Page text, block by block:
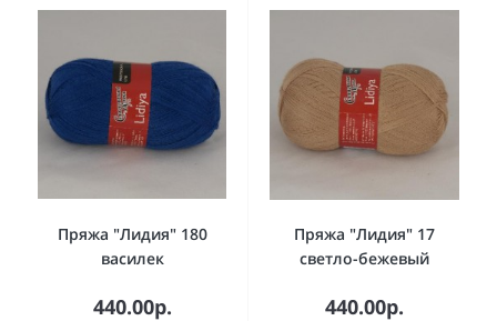
Пряжа "Лидия" 180
василек
440.00р.
Пряжа "Лидия" 17
светло-бежевый
440.00р.